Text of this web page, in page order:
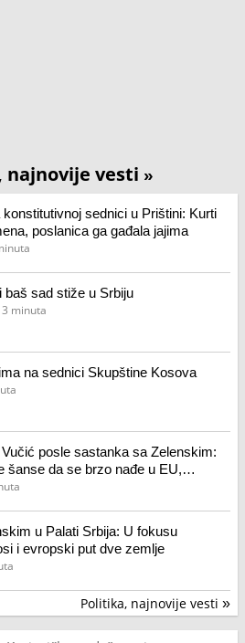
najnovije vesti »
sednici u Prištini: Kurti
poslanica ga gađala jajima
baš sad stiže u Srbiju
minuta
na sednici Skupštine Kosova
posle sastanka sa Zelenskim:
šanse da se brzo nađe u EU,
kočiti"
u Palati Srbija: U fokusu
i evropski put dve zemlje
Politika, najnovije vesti »